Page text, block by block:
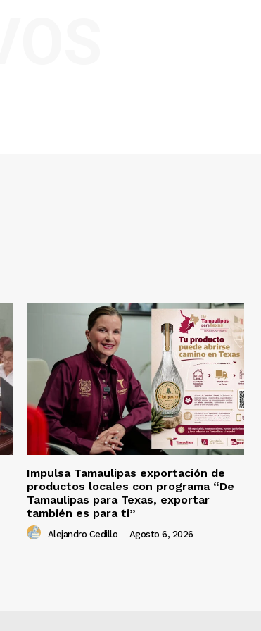
Impulsa Tamaulipas exportación de
productos locales con programa “De
Tamaulipas para Texas, exportar
también es para ti”
Alejandro Cedillo - Agosto 6, 2026